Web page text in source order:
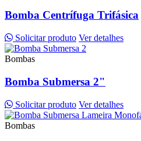
Bomba Centrífuga Trifásica
Solicitar produto Ver detalhes
Bombas
Bomba Submersa 2"
Solicitar produto Ver detalhes
Bombas